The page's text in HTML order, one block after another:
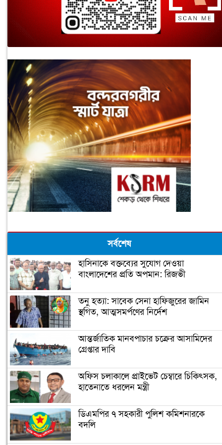
সর্বশেষ
হাসিনাকে বক্তব্যের সুযোগ দেওয়া
বাংলাদেশের প্রতি অপমান: রিজভী
তনু হত্যা: সাবেক সেনা হাফিজুরের জামিন
স্থগিত, আত্মসমর্পণের নির্দেশ
আন্তর্জাতিক মানবপাচার চক্রের আসামিদের
গ্রেপ্তার দাবি
অফিস চলাকালে প্রাইভেট চেম্বারে চিকিৎসক,
হাতেনাতে ধরলেন মন্ত্রী
ডিএমপির ৭ সহকারী পুলিশ কমিশনারকে
বদলি